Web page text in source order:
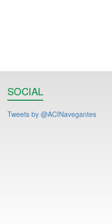
SOCIAL
Tweets by @ACINavegantes